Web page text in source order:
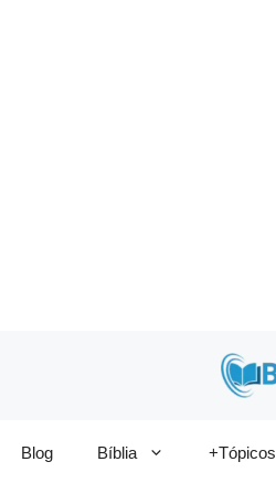
Blog Bíblia +Tópicos